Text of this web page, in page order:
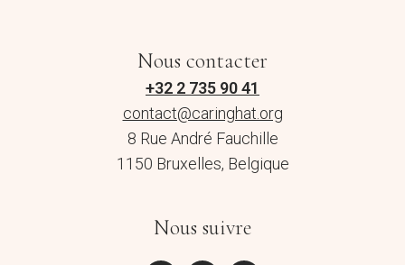
Nous contacter
+32 2 735 90 41
contact@caringhat.org
8 Rue André Fauchille
1150 Bruxelles, Belgique
Nous suivre